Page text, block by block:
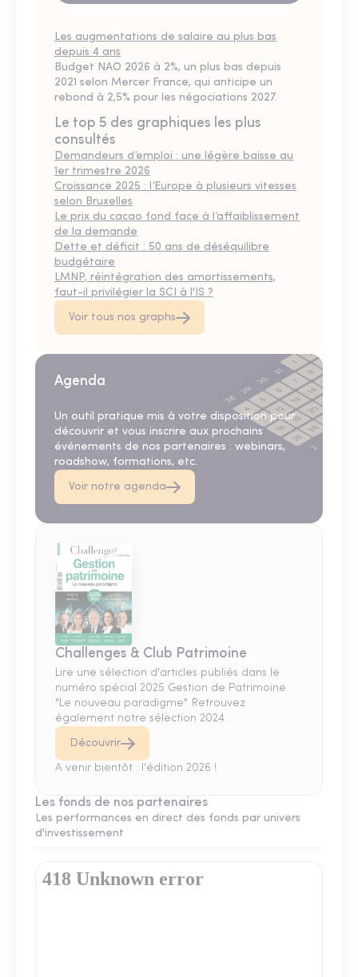
Les augmentations de salaire au plus bas
depuis 4 ans
Budget NAO 2026 à 2%, un plus bas depuis
2021 selon Mercer France, qui anticipe un
rebond à 2,5% pour les négociations 2027.
Le top 5 des graphiques les plus
consultés
Demandeurs d’emploi : une légère baisse au
1er trimestre 2026
Croissance 2025 : l’Europe à plusieurs vitesses
selon Bruxelles
Le prix du cacao fond face à l’affaiblissement
de la demande
Dette et déficit : 50 ans de déséquilibre
budgétaire
LMNP, réintégration des amortissements,
faut-il privilégier la SCI à l'IS ?
Voir tous nos graphs
Agenda
Un outil pratique mis à votre disposition pour
découvrir et vous inscrire aux prochains
événements de nos partenaires : webinars,
roadshow, formations, etc.
Voir notre agenda
Challenges & Club Patrimoine
Lire une sélection d'articles publiés dans le
numéro spécial 2025 Gestion de Patrimoine
"Le nouveau paradigme". Retrouvez
également notre sélection 2024.
Découvrir
A venir bientôt : l'édition 2026 !
Les fonds de nos partenaires
Les performances en direct des fonds par univers
d'investissement